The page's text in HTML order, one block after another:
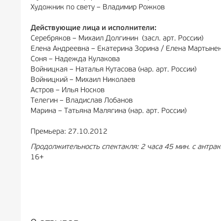
Художник по свету – Владимир Рожков
Действующие лица и исполнители:
Серебряков – Михаил Долгинин (засл. арт. России)
Елена Андреевна – Екатерина Зорина / Елена
Соня – Надежда Кулакова
Войницкая – Наталья Кутасова (нар. арт. России)
Войницкий – Михаил Николаев
Астров – Илья Носков
Телегин – Владислав Лобанов
Марина – Татьяна Малягина (нар. арт. России)
Премьера: 27.10.2012
Продолжительность спектакля: 2 часа 45 мин. с
16+